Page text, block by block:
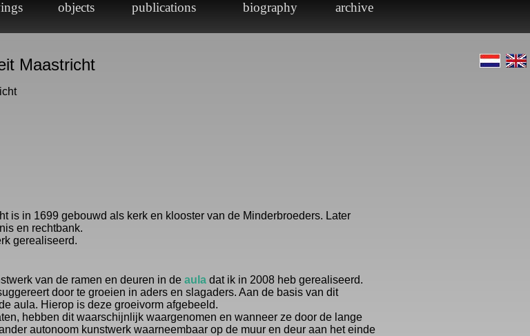
Maastricht
is in 1699 gebouwd als kerk en klooster van de Minderbroeders. Later
en rechtbank.
gerealiseerd.
van de ramen en deuren in de auladat ik in 2008 heb gerealiseerd.
door te groeien in aders en slagaders. Aan de basis van dit
aula. Hierop is deze groeivorm afgebeeld.
hebben dit waarschijnlijk waargenomen en wanneer ze door de lange
autonoom kunstwerk waarneembaar op de muur en deur aan het einde